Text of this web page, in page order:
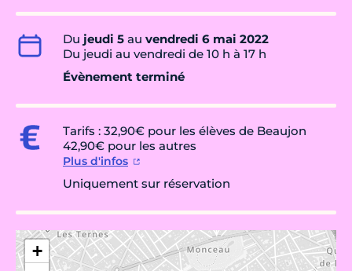
Du jeudi 5 au vendredi 6 mai 2022
Du jeudi au vendredi de 10 h à 17 h
Évènement terminé
Tarifs : 32,90€ pour les élèves de Beaujon
42,90€ pour les autres
Plus d'infos
Uniquement sur réservation
+